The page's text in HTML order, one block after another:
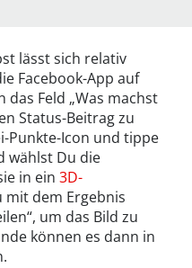
lässt sich relativ
Facebook-App auf
das Feld „Was machst
Status-Beitrag zu
Punkte-Icon und tippe
wählst Du die
in ein 3D-
mit dem Ergebnis
um das Bild zu
können es dann in